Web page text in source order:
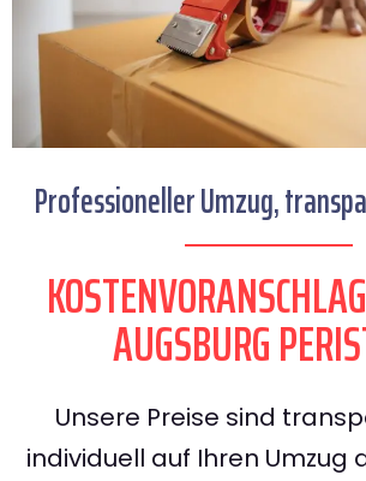
Professioneller Umzug,
AUGSBURG
Unsere Preise sind
individuell auf Ihren Umzug